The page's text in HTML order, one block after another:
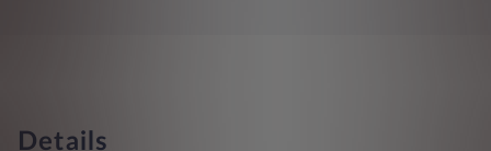
Details